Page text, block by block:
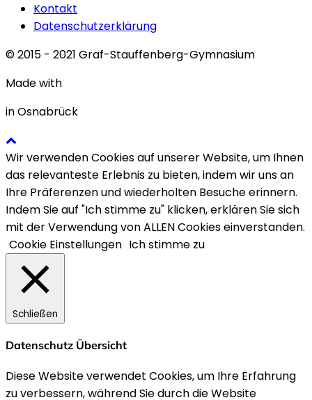
Kontakt
Datenschutzerklärung
© 2015 - 2021 Graf-Stauffenberg-Gymnasium
Made with
in Osnabrück
Wir verwenden Cookies auf unserer Website, um Ihnen
das relevanteste Erlebnis zu bieten, indem wir uns an
Ihre Präferenzen und wiederholten Besuche erinnern.
Indem Sie auf "Ich stimme zu" klicken, erklären Sie sich
mit der Verwendung von ALLEN Cookies einverstanden.
Cookie Einstellungen Ich stimme zu
Schließen
Datenschutz Übersicht
Diese Website verwendet Cookies, um Ihre Erfahrung
zu verbessern, während Sie durch die Website